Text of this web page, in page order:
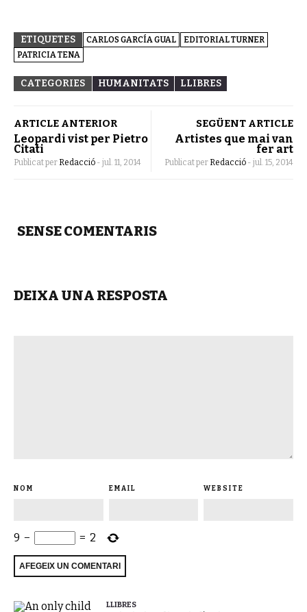
ETIQUETES CARLOS GARCÍA GUAL
EDITORIAL TURNER
PATRICIA TENA
CATEGORIES HUMANITATS LLIBRES
ARTICLE ANTERIOR
Leopardi vist per Pietro
Citati
Publicat per Redacció - jul. 11, 2014
SEGÜENT ARTICLE
Artistes que mai van
fer art
Publicat per Redacció - jul. 15, 2014
SENSE COMENTARIS
DEIXA UNA RESPOSTA
NOM EMAIL WEBSITE
9 − = 2
LLIBRES